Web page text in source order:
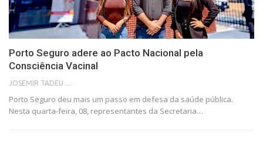
Porto Seguro adere ao Pacto Nacional pela
Consciência Vacinal
JOSEMIR TADEU FONSECA
Porto Seguro deu mais um passo em defesa da saúde pública.
Nesta quarta-feira, 08, representantes da Secretaria…